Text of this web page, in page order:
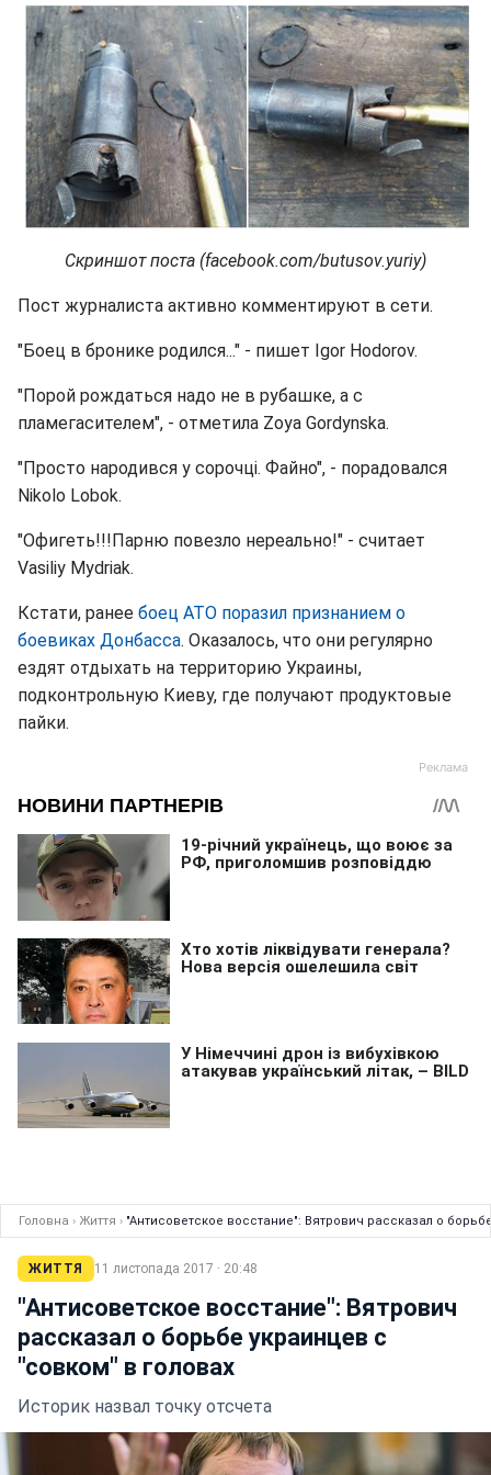
Скриншот поста (facebook.com/butusov.yuriy)
Пост журналиста активно комментируют в сети.
"Боец в бронике родился..." - пишет Igor Hodorov.
"Порой рождаться надо не в рубашке, а с
пламегасителем", - отметила Zoya Gordynska.
"Просто народився у сорочці. Файно", - порадовался
Nikolo Lobok.
"Офигеть!!!Парню повезло нереально!" - считает
Vasiliy Mydriak.
Кстати, ранее боец АТО поразил признанием о
боевиках Донбасса. Оказалось, что они регулярно
ездят отдыхать на территорию Украины,
подконтрольную Киеву, где получают продуктовые
пайки.
Головна › Життя › "Антисоветское восстание": Вятрович рассказал о
ЖИТТЯ 11 листопада 2017 · 20:48
"Антисоветское восстание": Вятрович
рассказал о борьбе украинцев с
"совком" в головах
Историк назвал точку отсчета